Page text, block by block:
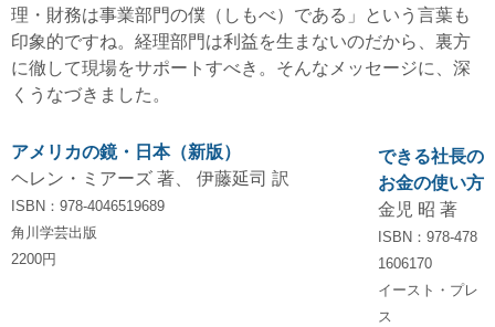
理・財務は事業部門の僕（しもべ）である」という言葉も
印象的ですね。経理部門は利益を生まないのだから、裏方
に徹して現場をサポートすべき。そんなメッセージに、深
くうなづきました。
アメリカの鏡・日本（新版）
ヘレン・ミアーズ 著、 伊藤延司 訳
ISBN：978-4046519689
角川学芸出版
2200円
できる社長の
お金の使い方
金児 昭 著
ISBN：978-478
1606170
イースト・プレ
ス